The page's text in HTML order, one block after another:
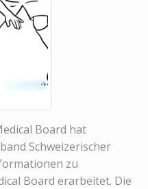
Board hat
Schweizerischer
zu
Board erarbeitet. Die